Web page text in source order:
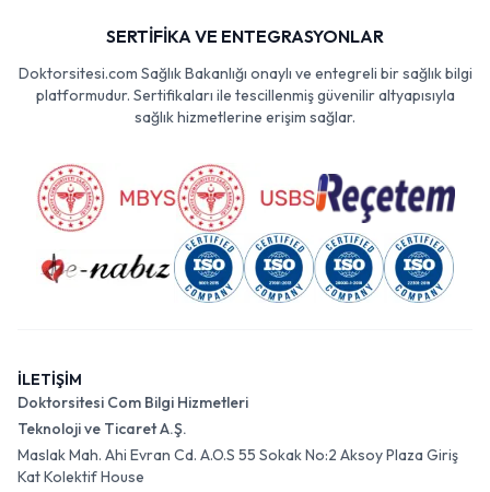
SERTİFİKA VE ENTEGRASYONLAR
Doktorsitesi.com Sağlık Bakanlığı onaylı ve entegreli bir sağlık bilgi
platformudur. Sertifikaları ile tescillenmiş güvenilir altyapısıyla
sağlık hizmetlerine erişim sağlar.
İLETİŞİM
Doktorsitesi Com Bilgi Hizmetleri
Teknoloji ve Ticaret A.Ş.
Maslak Mah. Ahi Evran Cd. A.O.S 55 Sokak No:2 Aksoy Plaza Giriş
Kat Kolektif House